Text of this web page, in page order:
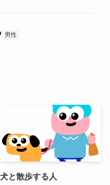
男性
犬と散歩する人